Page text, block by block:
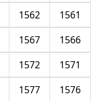
1561
1562
1566
1567
1571
1572
1576
1577